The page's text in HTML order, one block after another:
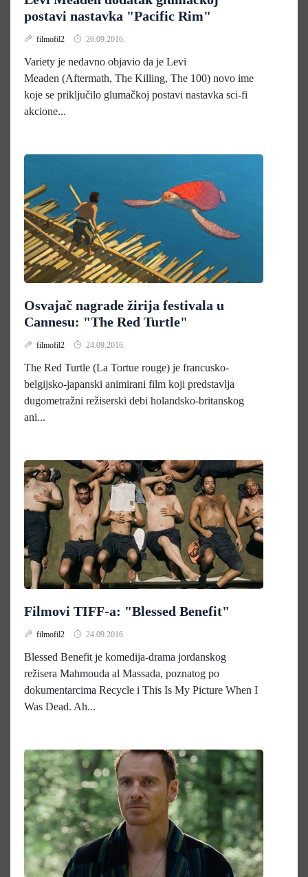
postavi nastavka "Pacific Rim"
filmofil2 26.09.2016.
Variety je nedavno objavio da je Levi
Meaden (Aftermath, The Killing, The 100) novo ime
koje se priključilo glumačkoj postavi nastavka sci-fi
akcione...
Osvajač nagrade žirija festivala u
Cannesu: "The Red Turtle"
filmofil2 24.09.2016.
The Red Turtle (La Tortue rouge) je francusko-
belgijsko-japanski animirani film koji predstavlja
dugometražni režiserski debi holandsko-britanskog
ani...
Filmovi TIFF-a: "Blessed Benefit"
filmofil2 24.09.2016.
Blessed Benefit je komedija-drama jordanskog
režisera Mahmouda al Massada, poznatog po
dokumentarcima Recycle i This Is My Picture When I
Was Dead. Ah...